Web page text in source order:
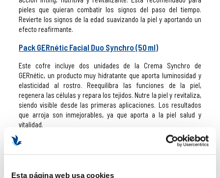
Esta página web usa cookies
pieles que quieran combatir los signos del paso del tiempo.
Revierte los signos de la edad suavizando la piel y aportando un
efecto reafirmante.
Pack GERnétic Facial Duo Synchro (50 ml)
Este cofre incluye dos unidades de la Crema Synchro de
GERnétic, un producto muy hidratante que aporta luminosidad y
elasticidad al rostro. Reequilibra las funciones de la piel,
regenera las células y repara los tejidos. Nutre la piel y revitaliza,
siendo visible desde las primeras aplicaciones. Los resultados
que arroja son inmejorables, ya que aporta a la piel salud y
vitalidad.
Cofre GERnétic Corporal Antiestrías: Anti Stries
(125 ml) + Synchro (30 ml)
Los productos de este set tratan, previenen y curan las estrías